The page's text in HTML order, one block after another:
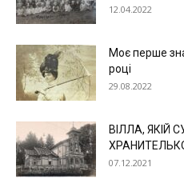
12.04.2022
Моє перше
році
29.08.2022
ВІЛЛА, ЯКІЙ
07.12.2021